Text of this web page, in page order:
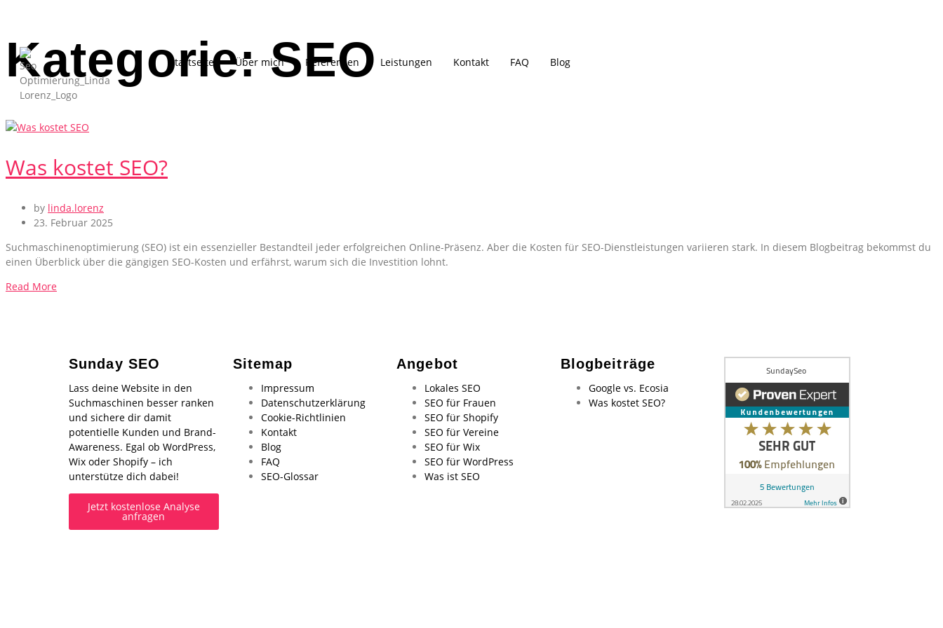
Startseite Über mich Referenzen Leistungen Kontakt FAQ Blog
Kategorie:SEO
Was kostet SEO?
by linda.lorenz
23. Februar 2025
Suchmaschinenoptimierung (SEO) ist ein essenzieller Bestandteil jeder erfolgreichen Online-Präsenz. Aber die Kosten für SEO-Dienstleistungen variieren stark. In diesem Blogbeitrag bekommst du
einen Überblick über die gängigen SEO-Kosten und erfährst, warum sich die Investition lohnt.
Read More
Sunday SEO
Lass deine Website in den
Suchmaschinen besser ranken
und sichere dir damit
potentielle Kunden und Brand-
Awareness. Egal ob WordPress,
Wix oder Shopify – ich
unterstütze dich dabei!
Jetzt kostenlose Analyse
anfragen
Sitemap
Impressum
Datenschutzerklärung
Cookie-Richtlinien
Kontakt
Blog
FAQ
SEO-Glossar
Angebot
Lokales SEO
SEO für Frauen
SEO für Shopify
SEO für Vereine
SEO für Wix
SEO für WordPress
Was ist SEO
Blogbeiträge
Google vs. Ecosia
Was kostet SEO?